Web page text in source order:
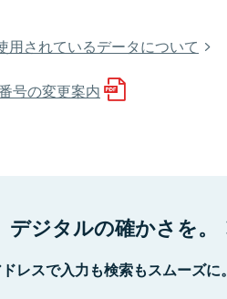
用されているデータについて
号の変更案内
デジタルの確かさを。
レスで入力も検索もスムーズに。